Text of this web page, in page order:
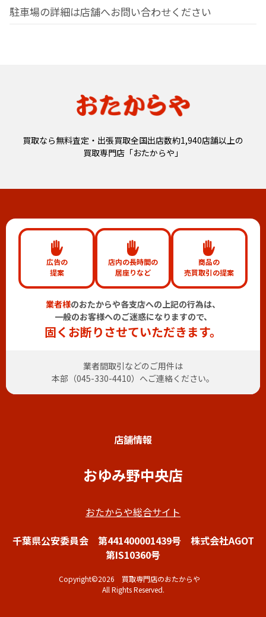
駐車場の詳細は店舗へお問い合わせください
買取なら無料査定・出張買取全国出店数約1,940店舗以上の
買取専門店「おたからや」
広告の
提案
店内の長時間の
居座りなど
商品の
売買取引の提案
業者様のおたからや各支店への上記の行為は、
一般のお客様へのご迷惑になりますので、
固くお断りさせていただきます。
業者間取引などのご用件は
本部（045-330-4410）へご連絡ください。
店舗情報
おゆみ野中央店
おたからや総合サイト
千葉県公安委員会 第441400001439号 株式会社AGOT
第IS10360号
Copyright©2026 買取専門店のおたからや
All Rights Reserved.